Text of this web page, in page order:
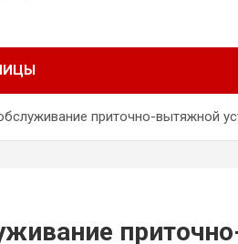
приточно-вытяжной